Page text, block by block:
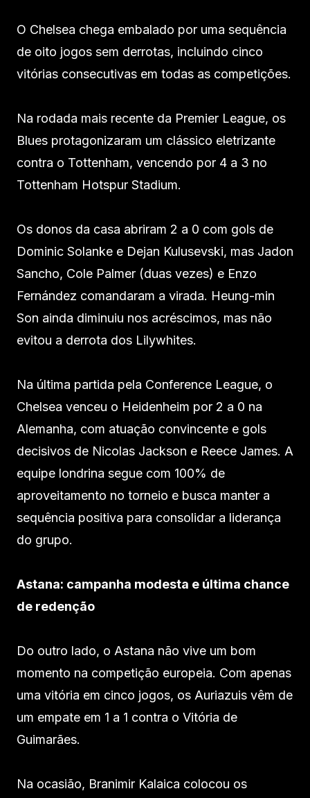
O Chelsea chega embalado por uma sequência
de oito jogos sem derrotas, incluindo cinco
vitórias consecutivas em todas as competições.
Na rodada mais recente da Premier League, os
Blues protagonizaram um clássico eletrizante
contra o Tottenham, vencendo por 4 a 3 no
Tottenham Hotspur Stadium.
Os donos da casa abriram 2 a 0 com gols de
Dominic Solanke e Dejan Kulusevski, mas Jadon
Sancho, Cole Palmer (duas vezes) e Enzo
Fernández comandaram a virada. Heung-min
Son ainda diminuiu nos acréscimos, mas não
evitou a derrota dos Lilywhites.
Na última partida pela Conference League, o
Chelsea venceu o Heidenheim por 2 a 0 na
Alemanha, com atuação convincente e gols
decisivos de Nicolas Jackson e Reece James. A
equipe londrina segue com 100% de
aproveitamento no torneio e busca manter a
sequência positiva para consolidar a liderança
do grupo.
Astana: campanha modesta e última chance
de redenção
Do outro lado, o Astana não vive um bom
momento na competição europeia. Com apenas
uma vitória em cinco jogos, os Auriazuis vêm de
um empate em 1 a 1 contra o Vitória de
Guimarães.
Na ocasião, Branimir Kalaica colocou os